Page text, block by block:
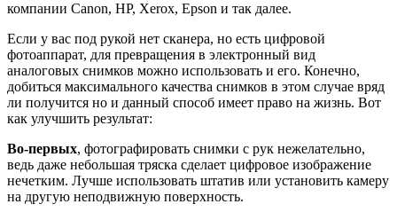
компании Canon, HP, Xerox, Epson и так далее.
Если у вас под рукой нет сканера, но есть цифровой
фотоаппарат, для превращения в электронный вид
аналоговых снимков можно использовать и его. Конечно,
добиться максимального качества снимков в этом случае вряд
ли получится но и данный способ имеет право на жизнь. Вот
как улучшить результат:
Во-первых, фотографировать снимки с рук нежелательно,
ведь даже небольшая тряска сделает цифровое изображение
нечетким. Лучше использовать штатив или установить камеру
на другую неподвижную поверхность.